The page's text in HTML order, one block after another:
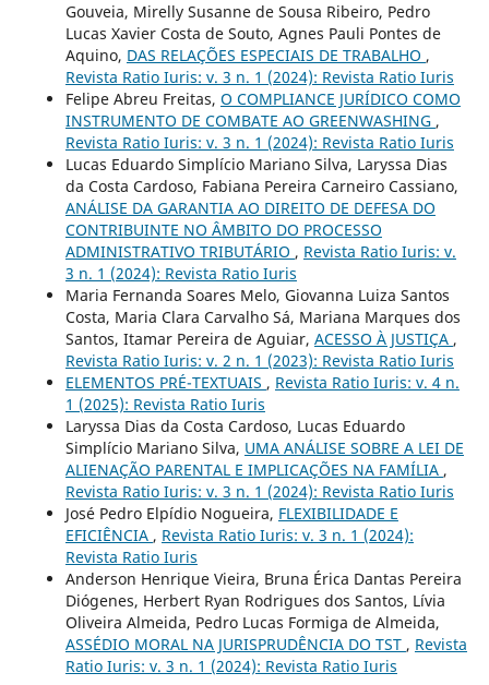
Gouveia, Mirelly Susanne de Sousa Ribeiro, Pedro
Lucas Xavier Costa de Souto, Agnes Pauli Pontes de
Aquino, DAS RELAÇÕES ESPECIAIS DE TRABALHO ,
Revista Ratio Iuris: v. 3 n. 1 (2024): Revista Ratio Iuris
Felipe Abreu Freitas, O COMPLIANCE JURÍDICO COMO
INSTRUMENTO DE COMBATE AO GREENWASHING ,
Revista Ratio Iuris: v. 3 n. 1 (2024): Revista Ratio Iuris
Lucas Eduardo Simplício Mariano Silva, Laryssa Dias
da Costa Cardoso, Fabiana Pereira Carneiro Cassiano,
ANÁLISE DA GARANTIA AO DIREITO DE DEFESA DO
CONTRIBUINTE NO ÂMBITO DO PROCESSO
ADMINISTRATIVO TRIBUTÁRIO , Revista Ratio Iuris: v.
3 n. 1 (2024): Revista Ratio Iuris
Maria Fernanda Soares Melo, Giovanna Luiza Santos
Costa, Maria Clara Carvalho Sá, Mariana Marques dos
Santos, Itamar Pereira de Aguiar, ACESSO À JUSTIÇA ,
Revista Ratio Iuris: v. 2 n. 1 (2023): Revista Ratio Iuris
ELEMENTOS PRÉ-TEXTUAIS , Revista Ratio Iuris: v. 4 n.
1 (2025): Revista Ratio Iuris
Laryssa Dias da Costa Cardoso, Lucas Eduardo
Simplício Mariano Silva, UMA ANÁLISE SOBRE A LEI DE
ALIENAÇÃO PARENTAL E IMPLICAÇÕES NA FAMÍLIA ,
Revista Ratio Iuris: v. 3 n. 1 (2024): Revista Ratio Iuris
José Pedro Elpídio Nogueira, FLEXIBILIDADE E
EFICIÊNCIA , Revista Ratio Iuris: v. 3 n. 1 (2024):
Revista Ratio Iuris
Anderson Henrique Vieira, Bruna Érica Dantas Pereira
Diógenes, Herbert Ryan Rodrigues dos Santos, Lívia
Oliveira Almeida, Pedro Lucas Formiga de Almeida,
ASSÉDIO MORAL NA JURISPRUDÊNCIA DO TST , Revista
Ratio Iuris: v. 3 n. 1 (2024): Revista Ratio Iuris